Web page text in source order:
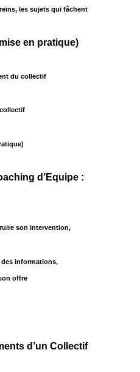
les sujets qui fâchent
en pratique)
du collectif
d’Equipe :
son intervention,
des informations,
offre
d’un Collectif